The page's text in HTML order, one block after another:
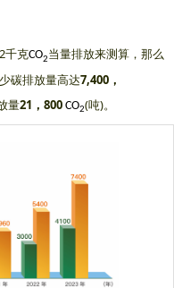
千克CO2当量排放来测算，那么
碳排放量高达7,400，
量21，800 CO2(吨)。